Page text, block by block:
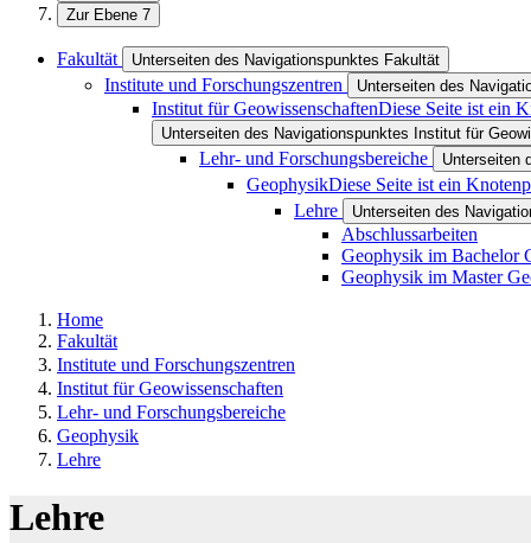
Zur Ebene 7
Fakultät Unterseiten des Navigationspunktes Fakultät
Institute und Forschungszentren Unterseiten des
Institut für GeowissenschaftenDiese Seite ist ein
Unterseiten des Navigationspunktes Institut für
Lehr- und Forschungsbereiche Unterseiten
GeophysikDiese Seite ist ein
Lehre
Unterseiten des
Abschlussarbeiten
Geophysik im Bachelor
Geophysik im Master
Home
Fakultät
Institute und Forschungszentren
Institut für Geowissenschaften
Lehr- und Forschungsbereiche
Geophysik
Lehre
Lehre